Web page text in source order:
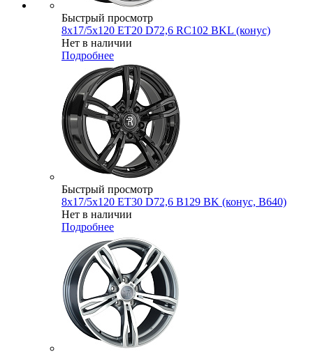
Быстрый просмотр
8x17/5x120 ET20 D72,6 RC102 BKL (конус)
Нет в наличии
Подробнее
Быстрый просмотр
8x17/5x120 ET30 D72,6 B129 BK (конус, B640)
Нет в наличии
Подробнее